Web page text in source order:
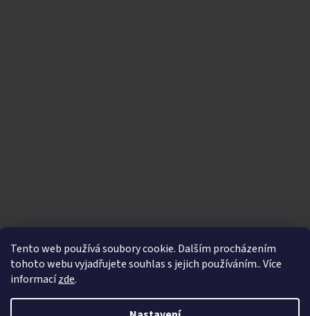
Tento web používá soubory cookie. Dalším procházením
tohoto webu vyjadřujete souhlas s jejich používáním.. Více
informacízde.
Vytvořil Shoptet |Nakódoval eshopGuru